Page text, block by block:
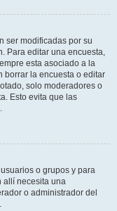
ser modificadas por su
Para editar una encuesta,
esta asociado a la
borrar la encuesta o editar
solo moderadores o
Esto evita que las
o grupos y para
allí necesita una
o administrador del